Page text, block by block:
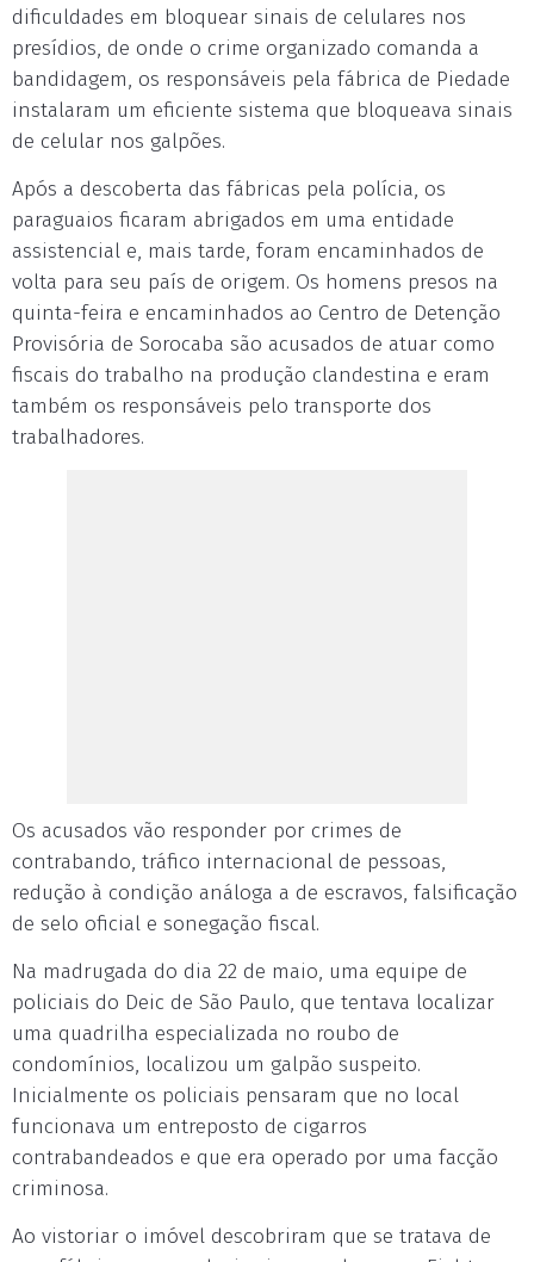
dificuldades em bloquear sinais de celulares nos
presídios, de onde o crime organizado comanda a
bandidagem, os responsáveis pela fábrica de Piedade
instalaram um eficiente sistema que bloqueava sinais
de celular nos galpões.
Após a descoberta das fábricas pela polícia, os
paraguaios ficaram abrigados em uma entidade
assistencial e, mais tarde, foram encaminhados de
volta para seu país de origem. Os homens presos na
quinta-feira e encaminhados ao Centro de Detenção
Provisória de Sorocaba são acusados de atuar como
fiscais do trabalho na produção clandestina e eram
também os responsáveis pelo transporte dos
trabalhadores.
Os acusados vão responder por crimes de
contrabando, tráfico internacional de pessoas,
redução à condição análoga a de escravos, falsificação
de selo oficial e sonegação fiscal.
Na madrugada do dia 22 de maio, uma equipe de
policiais do Deic de São Paulo, que tentava localizar
uma quadrilha especializada no roubo de
condomínios, localizou um galpão suspeito.
Inicialmente os policiais pensaram que no local
funcionava um entreposto de cigarros
contrabandeados e que era operado por uma facção
criminosa.
Ao vistoriar o imóvel descobriram que se tratava de